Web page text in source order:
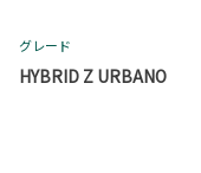
グレード
HYBRID Z URBANO